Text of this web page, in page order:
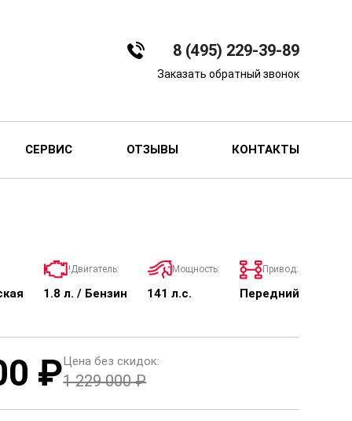
8 (495) 229-39-89
Заказать обратный звонок
СЕРВИС ОТЗЫВЫ КОНТАКТЫ
!Двигатель:
1.8 л. / Бензин
Мощность:
141 л.с.
Привод:
Передний
₽Цена без скидок:
1 229 000 ₽